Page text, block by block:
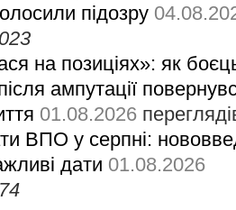
підозру
на позиціях»: як
ампутації
01.08.2026
ВПО у серпні:
дати 01.08.2026